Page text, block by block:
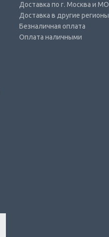
Доставка по г. Москва и МО
Доставка в другие регионы
Безналичная оплата
Оплата наличными